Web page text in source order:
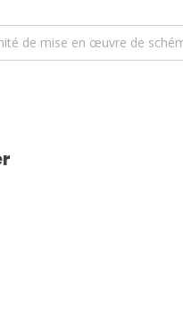
de mise en œuvre de